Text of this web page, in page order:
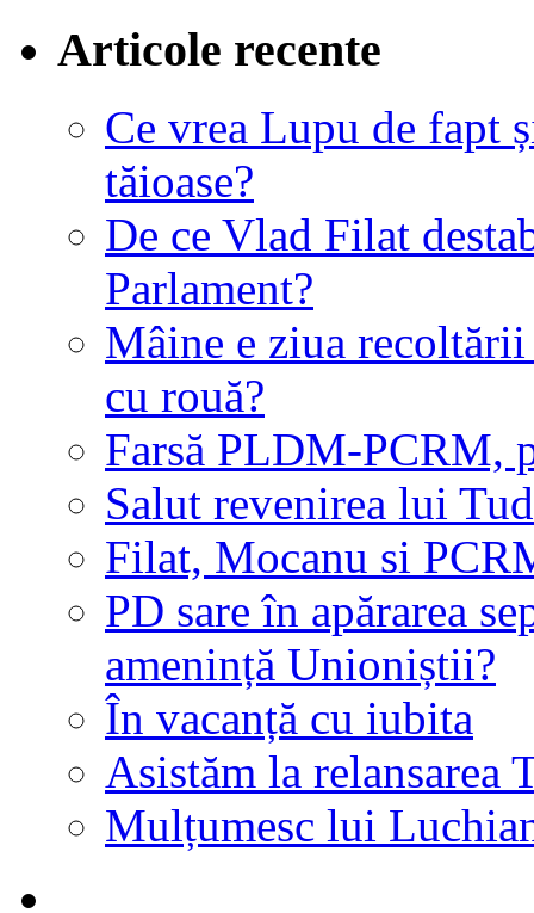
Articole recente
Ce vrea Lupu de fapt
tăioase?
De ce Vlad Filat
Parlament?
Mâine e ziua
cu rouă?
Farsă PLDM-PCRM,
Salut revenirea lui
Filat, Mocanu si
PD sare în apărarea
amenință Unioniștii?
În vacanță cu iubita
Asistăm la
Mulțumesc lui